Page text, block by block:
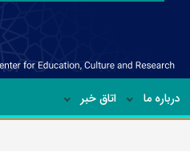
درباره ما اتاق خبر